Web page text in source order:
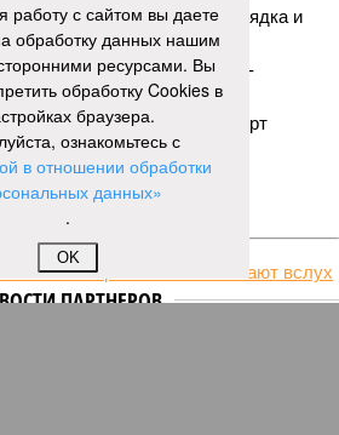
набросилась на стража порядка и
в число лидеров по научно-
самолёт вернулся в аэропорт
ЕЩЕ НОВОСТИ
ПАРТНЕРОВ
работу с сайтом вы даете
обработку данных нашим
ресурсами. Вы
обработку Cookies в
браузера.
ознакомьтесь с
в отношении обработки
данных»
.
OK